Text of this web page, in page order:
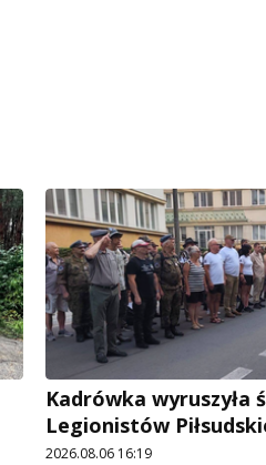
Kadrówka wyruszyła
Legionistów
2026.08.06 16:19